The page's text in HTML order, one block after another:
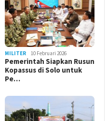
MILITER 10 Februari 2026
Pemerintah Siapkan Rusun
Kopassus di Solo untuk
Pe…